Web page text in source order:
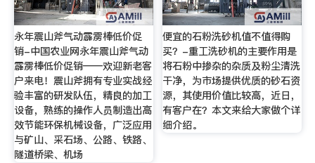
永年震山斧气动霹雳棒低价促
销-中国农业网永年震山斧气动
霹雳棒低价促销——欢迎新老客
户来电！震山斧拥有专业实战经
验丰富的研发队伍，精良的加工
设备，熟练的操作人员制造出高
效节能环保机械设备，广泛应用
与矿山、采石场、公路、铁路、
隧道桥梁、机场
便宜的石粉洗砂机值不值得购
买？-重工洗砂机的主要作用是
将石粉中掺杂的杂质及粉尘清洗
干净，为市场提供优质的砂石资
源，其使用价值比较高，近日，
有客户在？本文来给大家做个详
细介绍。